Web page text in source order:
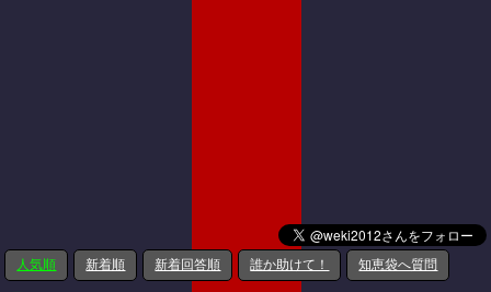
人気順 新着順 新着回答順 誰か助けて！ 知恵袋へ質問